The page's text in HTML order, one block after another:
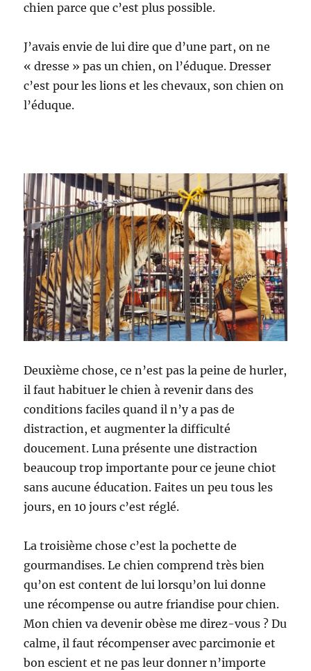
chien parce que c’est plus possible.
J’avais envie de lui dire que d’une part, on ne
« dresse » pas un chien, on l’éduque. Dresser
c’est pour les lions et les chevaux, son chien on
l’éduque.
Deuxième chose, ce n’est pas la peine de hurler,
il faut habituer le chien à revenir dans des
conditions faciles quand il n’y a pas de
distraction, et augmenter la difficulté
doucement. Luna présente une distraction
beaucoup trop importante pour ce jeune chiot
sans aucune éducation. Faites un peu tous les
jours, en 10 jours c’est réglé.
La troisième chose c’est la pochette de
gourmandises. Le chien comprend très bien
qu’on est content de lui lorsqu’on lui donne
une récompense ou autre friandise pour chien.
Mon chien va devenir obèse me direz-vous ? Du
calme, il faut récompenser avec parcimonie et
bon escient et ne pas leur donner n’importe